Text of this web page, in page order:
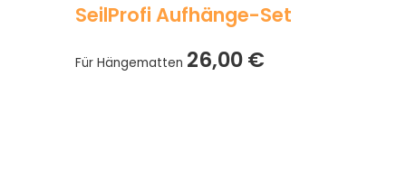
SeilProfi Aufhänge-Set
Für Hängematten 26,00€